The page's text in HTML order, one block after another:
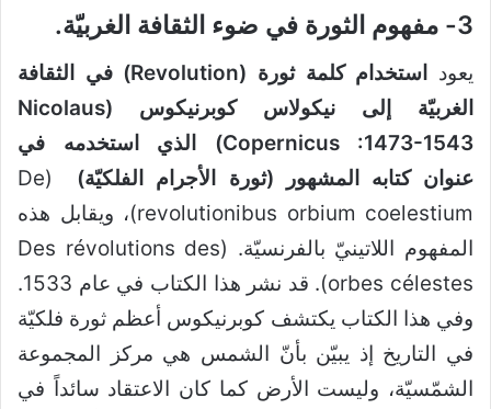
3- مفهوم الثورة في ضوء الثقافة الغربيّة.
يعود استخدام كلمة ثورة (
Revolution
)في الثقافة
الغربيّة إلى نيكولاس كوبرنيكوس
(Nicolaus
Copernicus :1473-1543)
الذي
استخدمه في
عنوان كتابه المشهور (ثورة الأجرام الفلكيّة)
(De
revolutionibus orbium coelestium)، ويقابل هذه
المفهوم اللاتينيّ بالفرنسيّة. (Des révolutions des
orbes célestes). قد نشر هذا الكتاب في عام 1533.
وفي هذا الكتاب يكتشف كوبرنيكوس أعظم ثورة فلكيّة
في التاريخ إذ يبيّن بأنّ الشمس هي مركز المجموعة
الشمّسيّة، وليست الأرض كما كان الاعتقاد سائداً في